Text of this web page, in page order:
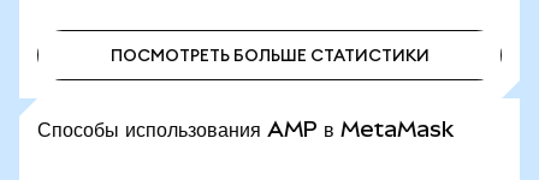
ПОСМОТРЕТЬ БОЛЬШЕ СТАТИСТИКИ
Способы использования AMP в MetaMask